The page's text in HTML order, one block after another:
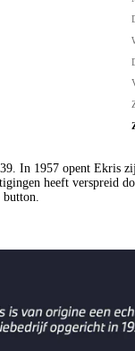
In 1957 opent Ekris
heeft verspreid